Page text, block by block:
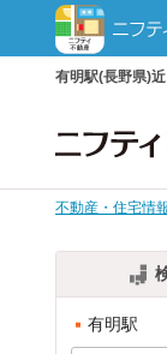
有明駅(長野県)
不動産・住宅情
有明駅